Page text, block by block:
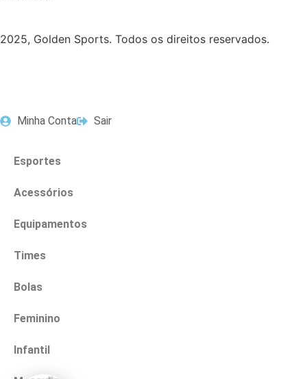
2025, Golden Sports. Todos os direitos reservados.
Minha Conta Sair
Esportes
Acessórios
Equipamentos
Times
Bolas
Feminino
Infantil